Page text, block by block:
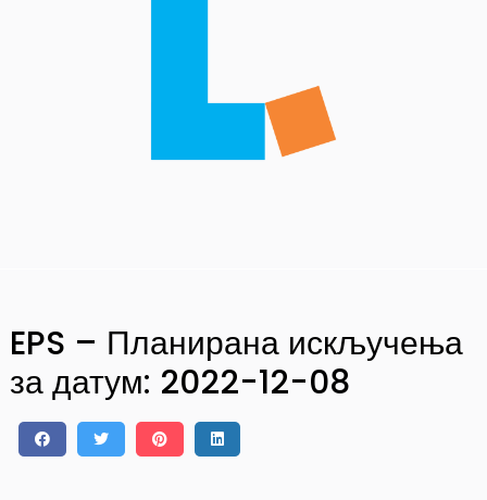
EPS – Планирана искључења
за датум: 2022-12-08